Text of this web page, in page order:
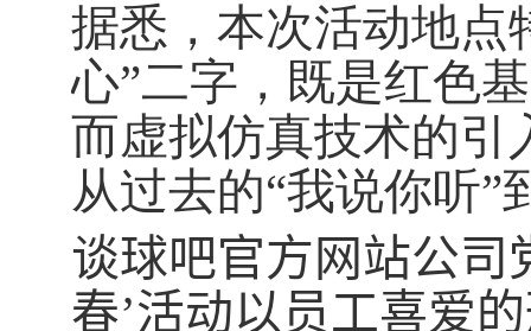
据悉，本次活动地点
心”二字，既是红色
而虚拟仿真技术的
从过去的“我说你听”
谈球吧官方网站公司
春’活动以员工喜爱